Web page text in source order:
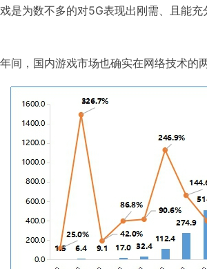
是为数不多的对5G表现出刚需、且能
间，国内游戏市场也确实在网络技术的